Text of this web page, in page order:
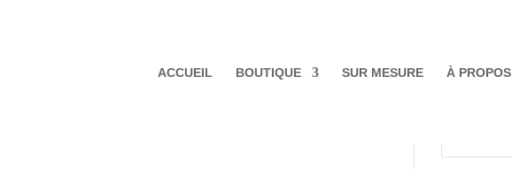
ACCUEIL BOUTIQUE SUR MESURE À PROPOS